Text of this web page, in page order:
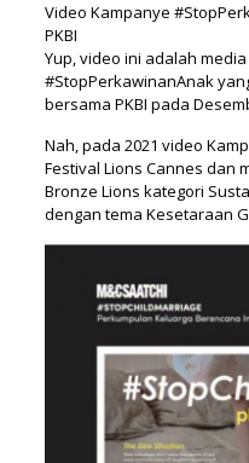
Video Kampanye
PKBI
Yup, video ini adalah
#StopPerkawinanAnak
bersama PKBI pada
Nah, pada 2021 video
Festival Lions Cannes dan
Bronze Lions kategori
dengan tema Kesetaraan